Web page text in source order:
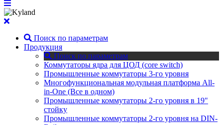
Поиск по параметрам
Продукция
Поиск по параметрам
Коммутаторы ядра для ЦОД (core switch)
Промышленные коммутаторы 3-го уровня
Многофункциональная модульная платформа All-
in-One (Все в одном)
Промышленные коммутаторы 2-го уровня в 19"
стойку
Промышленные коммутаторы 2-го уровня на DIN-